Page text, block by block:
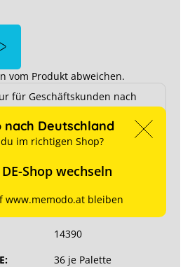
54HVBB
blockiert.
vom Produkt abweichen.
Nr.:
LR7-54HVBB-480M
14390
36 je Palette
für Geschäftskunden nach
sichtbar.
verfügbar
Preise anmelden
nach Deutschland
im richtigen Shop?
Shop wechseln
www.memodo.at bleiben